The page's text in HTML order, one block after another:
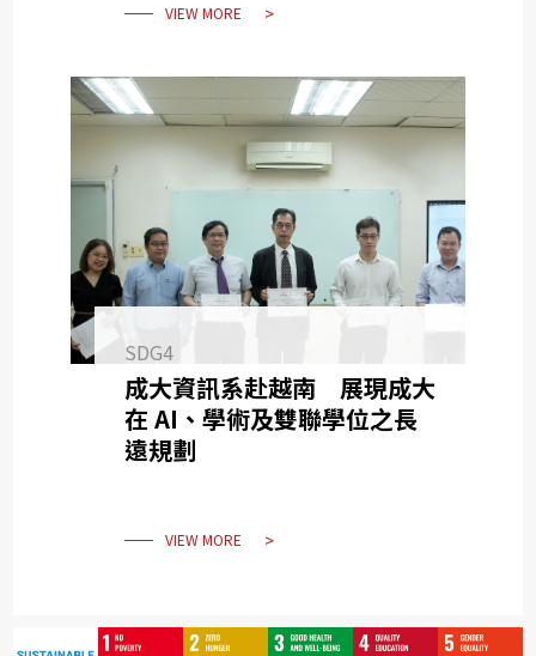
VIEW MORE
SDG4
成大資訊系赴越南 展現成大
在 AI、學術及雙聯學位之長
遠規劃
VIEW MORE